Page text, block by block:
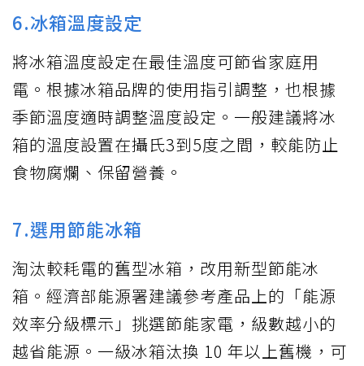
6.冰箱溫度設定
將冰箱溫度設定在最佳溫度可節省家庭用
電。根據冰箱品牌的使用指引調整，也根據
季節溫度適時調整溫度設定。一般建議將冰
箱的溫度設置在攝氏3到5度之間，較能防止
食物腐爛、保留營養。
7.選用節能冰箱
淘汰較耗電的舊型冰箱，改用新型節能冰
箱。經濟部能源署建議參考產品上的「能源
效率分級標示」挑選節能家電，級數越小的
越省能源。一級冰箱汰換 10 年以上舊機，可